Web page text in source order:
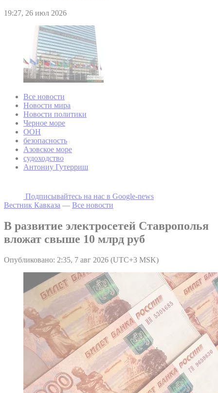
19:27, 26 июл 2026
Все новости
Новости мира
Новости политики
Черное море
ООН
безопасность
Азовское море
судоходство
Антониу Гутерриш
Подписывайтесь на наc в Google-news
Вестник Кавказа — Все новости
В развитие электросетей Ставрополья
вложат свыше 10 млрд руб
Опубликовано: 2:35, 7 авг 2026 (UTC+3 MSK)